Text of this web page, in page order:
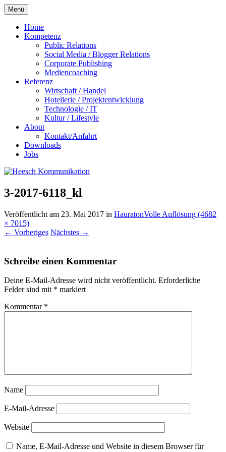
Menü Zum
Inhalt
springen
Home
Kompetenz
Public Relations
Social Media / Blogger Relations
Corporate Publishing
Mediencoaching
Referenz
Wirtschaft / Handel
Hotellerie / Projektentwicklung
Technologie / IT
Kultur / Lifestyle
About
Kontakt/Anfahrt
Downloads
Jobs
3-2017-6118_kl
Veröffentlicht am 23. Mai 2017 in HauratonVolle Auflösung (4682
× 7015)
← Vorheriges Nächstes →
Schreibe einen Kommentar
Deine E-Mail-Adresse wird nicht veröffentlicht. Erforderliche
Felder sind mit * markiert
Kommentar *
Name
E-Mail-Adresse
Website
Name, E-Mail-Adresse und Website in diesem Browser für